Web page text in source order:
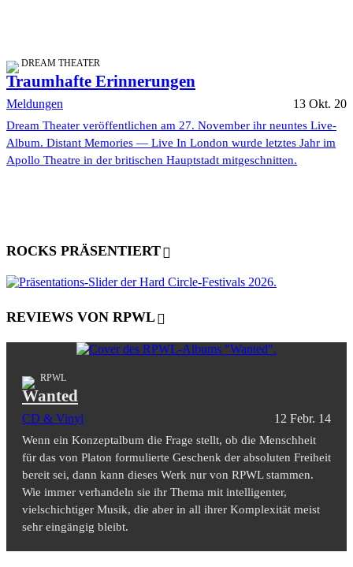
DREAM THEATER
Traumhafte Erinnerungen
Meldungen 13 Okt. 20
Dream Theater veröffentlichen am 27. November ihr neuntes Live-
Album. Distant Memories — Live In London wurde letztes Jahr im
Apollo Theatre in der britischen Hauptstadt mitgeschnitten.
ROCKS PRÄSENTIERT
REVIEWS VON RPWL
RPWL
Wanted
CD & Vinyl 12 Febr. 14
Wenn ein Konzeptalbum die Frage stellt, ob die Menschheit
für das von Platon formulierte Geschenk der absoluten Freiheit
bereit sei, dann kann dieses Werk nur von RPWL stammen.
Wie immer verhandeln sie ihr Thema mit intelligenter,
vielschichtiger Musik, die aber in all ihrer Komplexität meist
sehr eingängig bleibt.